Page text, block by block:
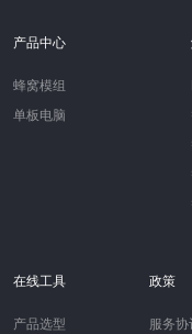
产品中心
蜂窝模组
单板电脑
在线工具
产品选型
政策
服务协